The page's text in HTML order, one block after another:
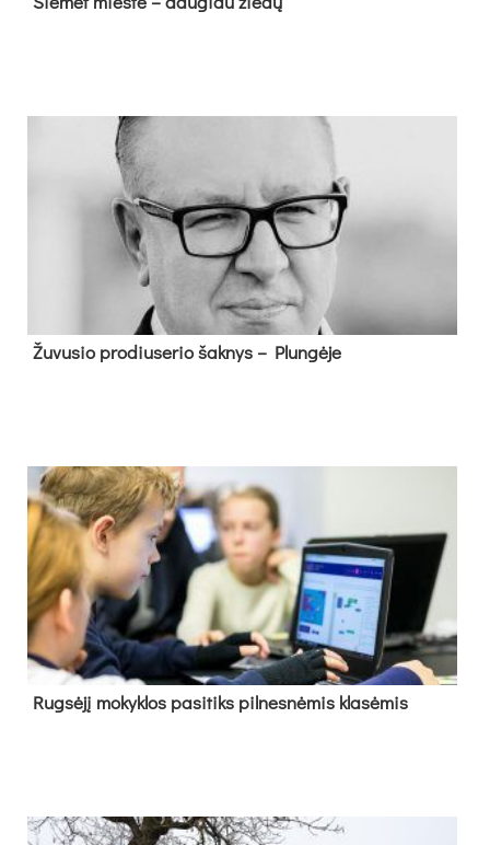
Žu­vu­sio pro­diu­se­rio šak­nys – Plun­gė­je
Rug­sė­jį mo­kyk­los pa­si­tiks pil­nes­nė­mis kla­sė­mis